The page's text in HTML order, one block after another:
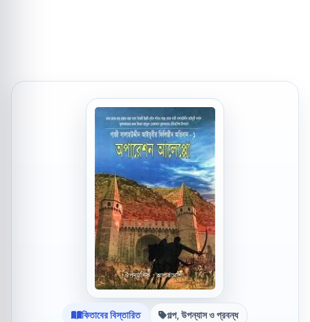
কিতাবের বিস্তারিত গল্প, উপন্যাস ও প্রবন্ধ